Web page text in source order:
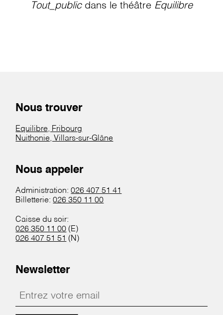
Tout_publicdans le théâtre Equilibre
Nous trouver
Equilibre, Fribourg
Nuithonie, Villars-sur-Glâne
Nous appeler
Administration:026 407 51 41
Billetterie:026 350 11 00
Caisse du soir:
026 350 11 00 (E)
026 407 51 51 (N)
Newsletter